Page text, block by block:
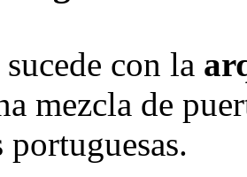
con la
mezcla de